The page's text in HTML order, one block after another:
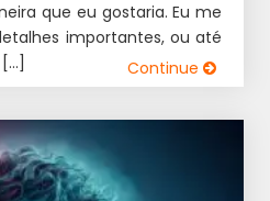
que eu gostaria. Eu me
importantes, ou até
Continue